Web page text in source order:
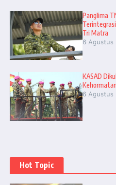
Panglima
Tri Matra
6 Agustus
KASAD
6 Agustus
Hot Topic